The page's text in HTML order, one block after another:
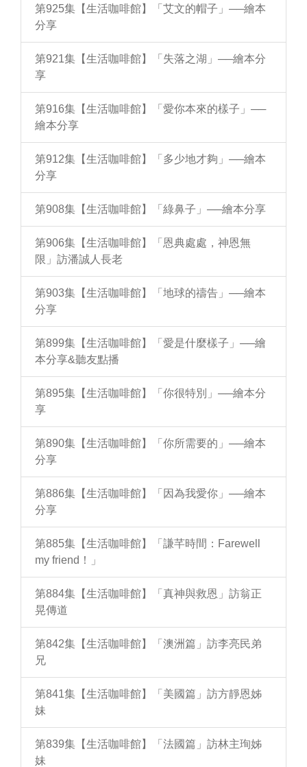
第925集【生活咖啡館】「艾文的帽子」──繪本
分享
第921集【生活咖啡館】「失落之湖」──繪本分
享
第916集【生活咖啡館】「愛你本來的樣子」──
繪本分享
第912集【生活咖啡館】「多少地才夠」──繪本
分享
第908集【生活咖啡館】「綠鼻子」──繪本分享
第906集【生活咖啡館】「恩典處處，神恩無
限」訪潘誠人長老
第903集【生活咖啡館】「地球的禱告」──繪本
分享
第899集【生活咖啡館】「愛是什麼樣子」──繪
本分享&聽友點播
第895集【生活咖啡館】「你很特別」──繪本分
享
第890集【生活咖啡館】「你所需要的」──繪本
分享
第886集【生活咖啡館】「因為我愛你」──繪本
分享
第885集【生活咖啡館】「謙芊時間：Farewell
my friend！」
第884集【生活咖啡館】「真神與救恩」訪翁正
晃傳道
第842集【生活咖啡館】「澳洲篇」訪李亮民弟
兄
第841集【生活咖啡館】「美國篇」訪方靜恩姊
妹
第839集【生活咖啡館】「法國篇」訪林主珣姊
妹